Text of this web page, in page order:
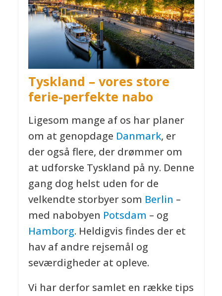
Tyskland – vores store
ferie-perfekte nabo
Ligesom mange af os har planer
om at genopdage Danmark, er
der også flere, der drømmer om
at udforske Tyskland på ny. Denne
gang dog helst uden for de
velkendte storbyer som Berlin –
med nabobyen Potsdam – og
Hamborg. Heldigvis findes der et
hav af andre rejsemål og
seværdigheder at opleve.
Vi har derfor samlet en række tips